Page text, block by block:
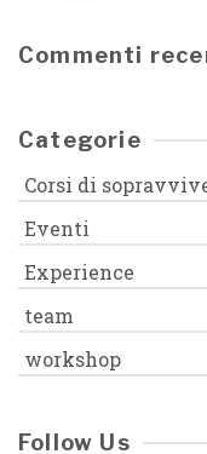
Commenti
Categorie
Corsi di
Eventi
Experience
team
workshop
Follow Us